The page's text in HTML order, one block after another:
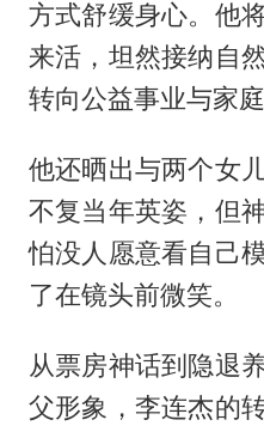
方式舒缓身心。他
来活，坦然接纳自
转向公益事业与家庭
他还晒出与两个女
不复当年英姿，但
怕没人愿意看自己
了在镜头前微笑。
从票房神话到隐退
父形象，李连杰的